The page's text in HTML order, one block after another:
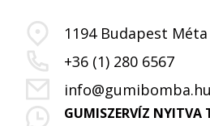
1194 Budapest Méta
+36 (1) 280 6567
info@gumibomba.hu
GUMISZERVÍZ NYITVA